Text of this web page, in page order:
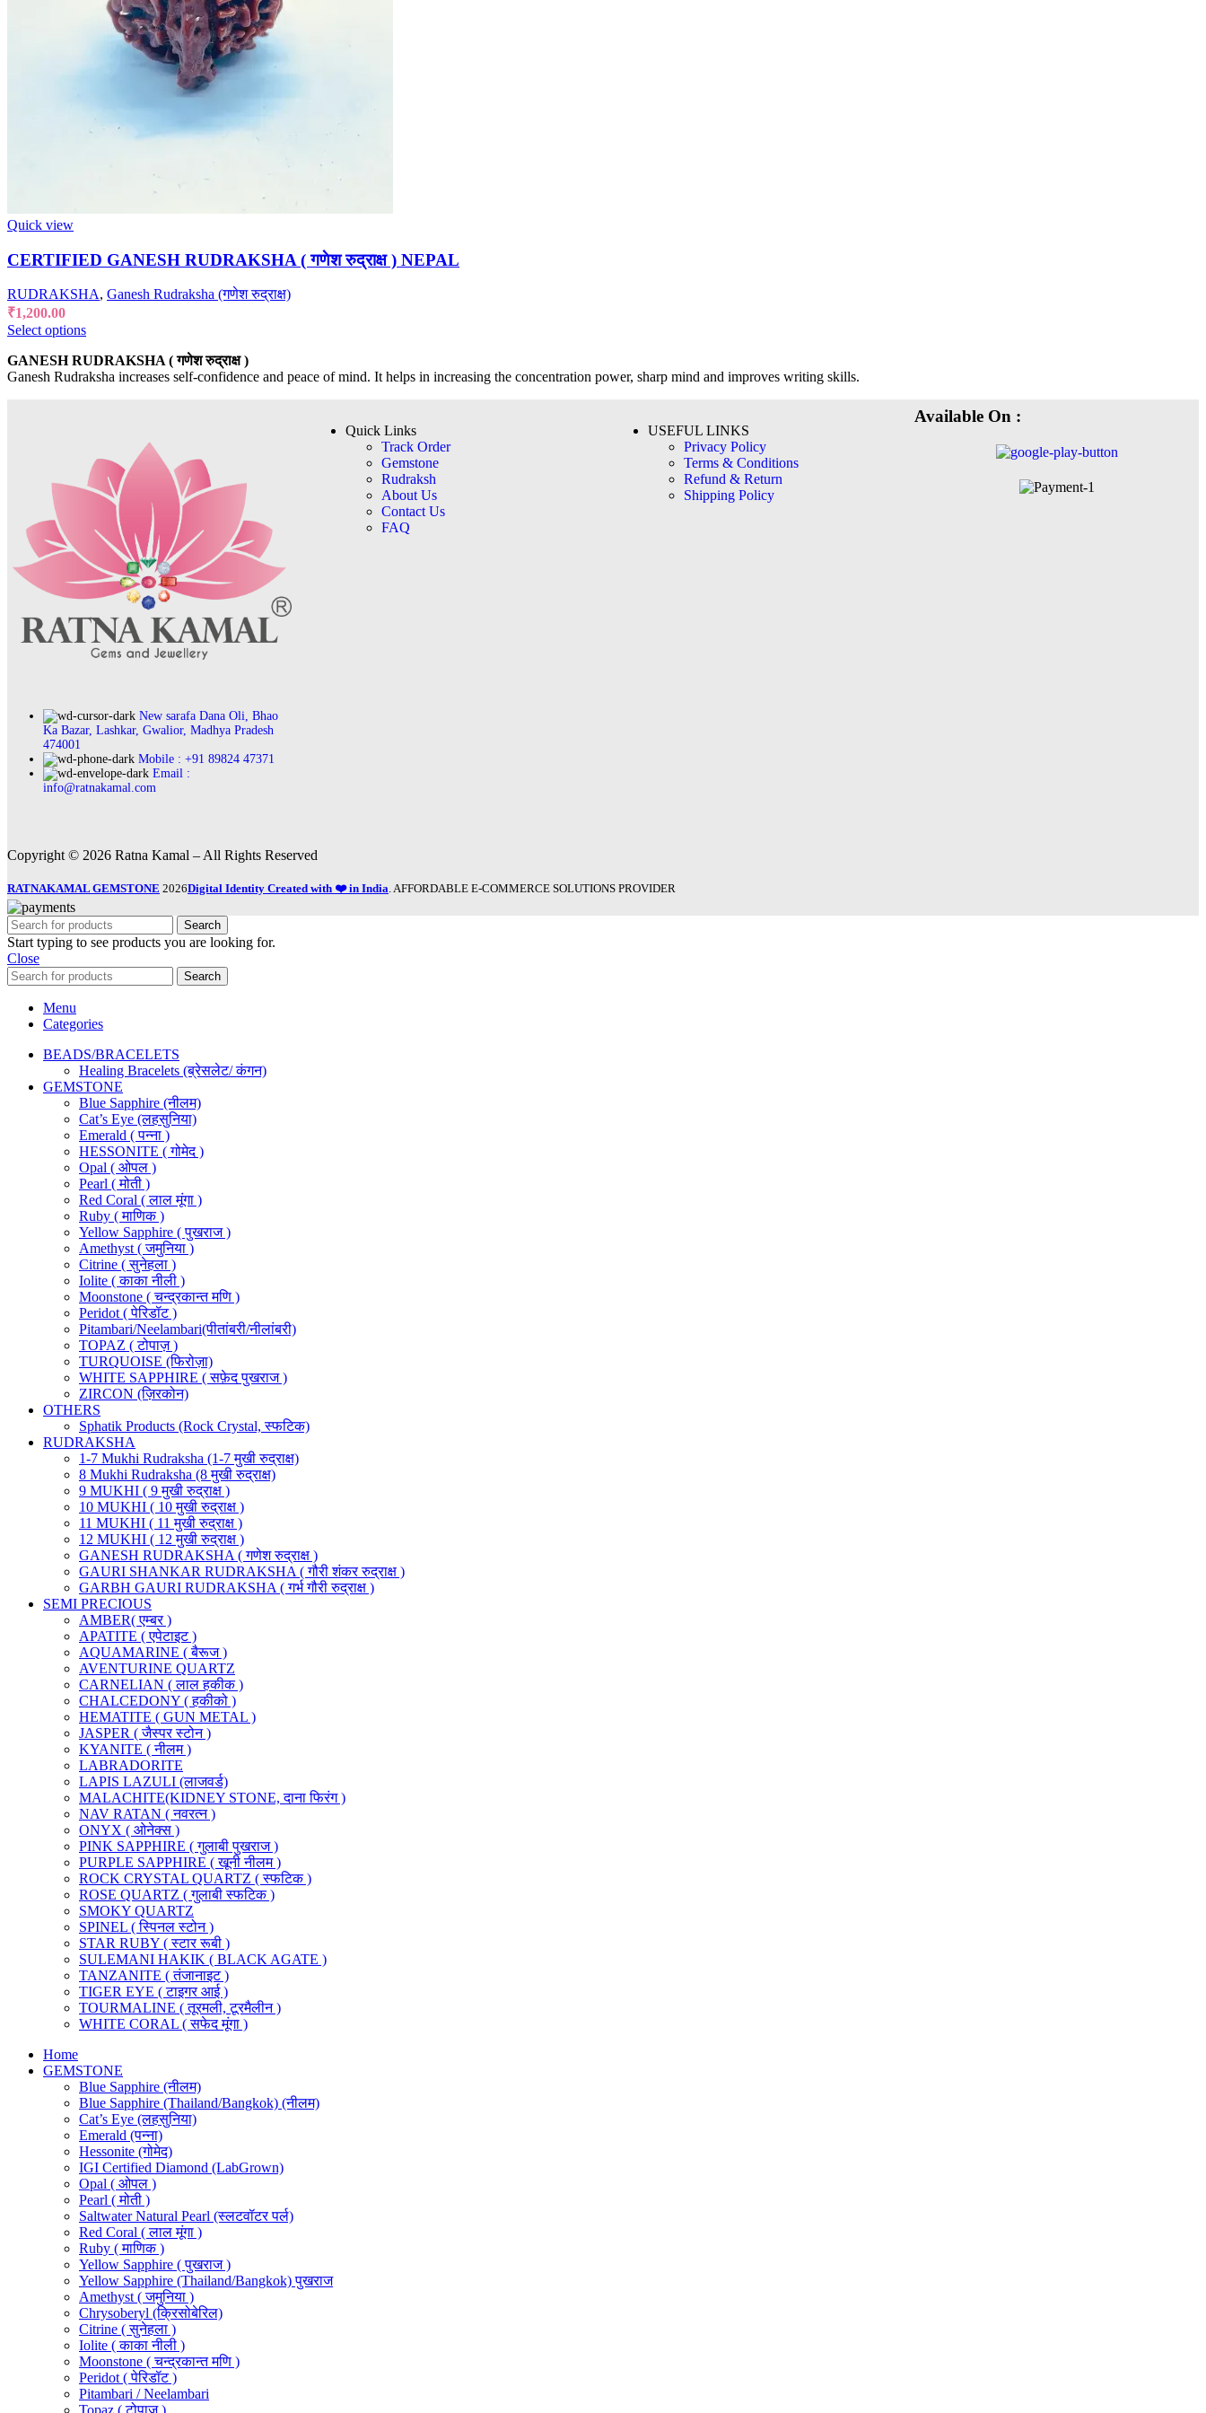
Quick view
CERTIFIED GANESH RUDRAKSHA ( गणेश रुद्राक्ष ) NEPAL
RUDRAKSHA, Ganesh Rudraksha (गणेश रुद्राक्ष)
₹1,200.00
Select options
GANESH RUDRAKSHA ( गणेश रुद्राक्ष )
Ganesh Rudraksha increases self-confidence and peace of mind. It helps in increasing the concentration power, sharp mind and improves writing skills.
New sarafa Dana Oli, Bhao
Ka Bazar, Lashkar, Gwalior, Madhya Pradesh
474001
Mobile : +91 89824 47371
Email :
info@ratnakamal.com
Quick Links
Track Order
Gemstone
Rudraksh
About Us
Contact Us
FAQ
USEFUL LINKS
Privacy Policy
Terms & Conditions
Refund & Return
Shipping Policy
Available On :
Copyright © 2026 Ratna Kamal – All Rights Reserved
RATNAKAMAL GEMSTONE 2026Digital Identity Created with ❤️ in India. AFFORDABLE E-COMMERCE SOLUTIONS PROVIDER
Search
Start typing to see products you are looking for.
Close
Search
Menu
Categories
BEADS/BRACELETS
Healing Bracelets (ब्रेसलेट/ कंगन)
GEMSTONE
Blue Sapphire (नीलम)
Cat’s Eye (लहसुनिया)
Emerald ( पन्ना )
HESSONITE ( गोमेद )
Opal ( ओपल )
Pearl ( मोती )
Red Coral ( लाल मूंगा )
Ruby ( माणिक )
Yellow Sapphire ( पुखराज )
Amethyst ( जमुनिया )
Citrine ( सुनेहला )
Iolite ( काका नीली )
Moonstone ( चन्द्रकान्त मणि )
Peridot ( पेरिडॉट )
Pitambari/Neelambari(पीतांबरी/नीलांबरी)
TOPAZ ( टोपाज़ )
TURQUOISE (फिरोज़ा)
WHITE SAPPHIRE ( सफ़ेद पुखराज )
ZIRCON (ज़िरकोन)
OTHERS
Sphatik Products (Rock Crystal, स्फटिक)
RUDRAKSHA
1-7 Mukhi Rudraksha (1-7 मुखी रुद्राक्ष)
8 Mukhi Rudraksha (8 मुखी रुद्राक्ष)
9 MUKHI ( 9 मुखी रुद्राक्ष )
10 MUKHI ( 10 मुखी रुद्राक्ष )
11 MUKHI ( 11 मुखी रुद्राक्ष )
12 MUKHI ( 12 मुखी रुद्राक्ष )
GANESH RUDRAKSHA ( गणेश रुद्राक्ष )
GAURI SHANKAR RUDRAKSHA ( गौरी शंकर रुद्राक्ष )
GARBH GAURI RUDRAKSHA ( गर्भ गौरी रुद्राक्ष )
SEMI PRECIOUS
AMBER( एम्बर )
APATITE ( एपेटाइट )
AQUAMARINE ( बैरूज )
AVENTURINE QUARTZ
CARNELIAN ( लाल हकीक )
CHALCEDONY ( हकीको )
HEMATITE ( GUN METAL )
JASPER ( जैस्पर स्टोन )
KYANITE ( नीलम )
LABRADORITE
LAPIS LAZULI (लाजवर्ड)
MALACHITE(KIDNEY STONE, दाना फिरंग )
NAV RATAN ( नवरत्न )
ONYX ( ओनेक्स )
PINK SAPPHIRE ( गुलाबी पुखराज )
PURPLE SAPPHIRE ( खूनी नीलम )
ROCK CRYSTAL QUARTZ ( स्फटिक )
ROSE QUARTZ ( गुलाबी स्फटिक )
SMOKY QUARTZ
SPINEL ( स्पिनल स्टोन )
STAR RUBY ( स्टार रूबी )
SULEMANI HAKIK ( BLACK AGATE )
TANZANITE ( तंजानाइट )
TIGER EYE ( टाइगर आई )
TOURMALINE ( तूरमली, टूरमैलीन )
WHITE CORAL ( सफेद मूंगा )
Home
GEMSTONE
Blue Sapphire (नीलम)
Blue Sapphire (Thailand/Bangkok) (नीलम)
Cat’s Eye (लहसुनिया)
Emerald (पन्ना)
Hessonite (गोमेद)
IGI Certified Diamond (LabGrown)
Opal ( ओपल )
Pearl ( मोती )
Saltwater Natural Pearl (स्लटवॉटर पर्ल)
Red Coral ( लाल मूंगा )
Ruby ( माणिक )
Yellow Sapphire ( पुखराज )
Yellow Sapphire (Thailand/Bangkok) पुखराज
Amethyst ( जमुनिया )
Chrysoberyl (क्रिसोबेरिल)
Citrine ( सुनेहला )
Iolite ( काका नीली )
Moonstone ( चन्द्रकान्त मणि )
Peridot ( पेरिडॉट )
Pitambari / Neelambari
Topaz ( टोपाज़ )